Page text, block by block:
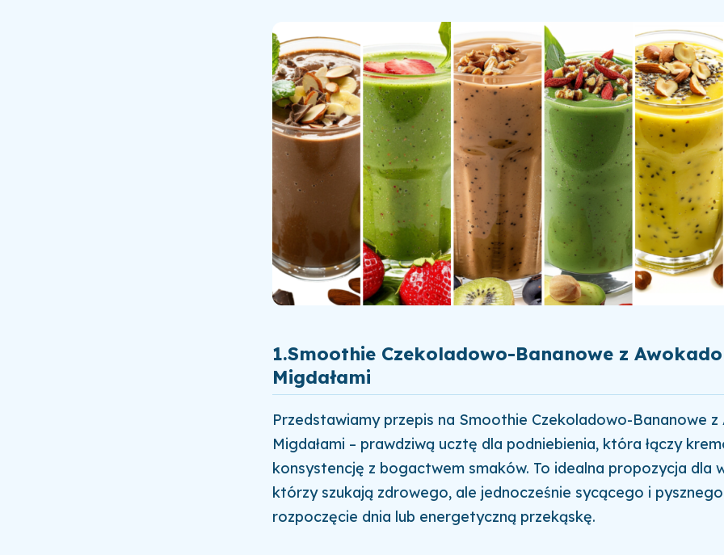
1.Smoothie Czekoladowo-Bananowe z
Migdałami
Przedstawiamy przepis na Smoothie Czekoladowo-Bananowe z
Migdałami – prawdziwą ucztę dla podniebienia, która łączy
konsystencję z bogactwem smaków. To idealna propozycja dla
którzy szukają zdrowego, ale jednocześnie sycącego i
rozpoczęcie dnia lub energetyczną przekąskę.